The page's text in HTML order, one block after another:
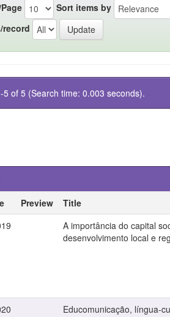
Sort items by
5 of 5 (Search time: 0.003 seconds).
Preview Title
A importância do capital
desenvolvimento local e
Educomunicação, língua-